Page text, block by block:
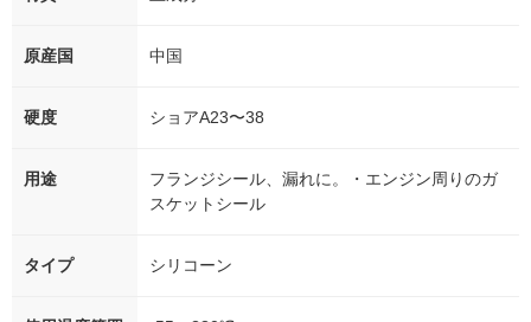
原産国 中国
硬度 ショアA23〜38
用途
フランジシール、漏れに。・エンジン周りのガ
スケットシール
タイプ シリコーン